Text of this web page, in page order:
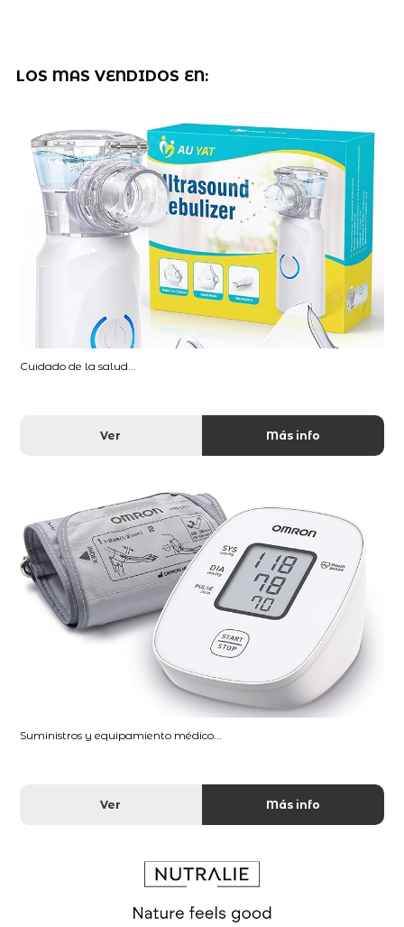
LOS MAS VENDIDOS EN:
Cuidado de la salud...
Ver Más info
Suministros y equipamiento médico...
Ver Más info